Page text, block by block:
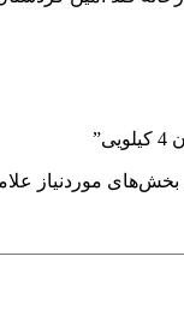
بخش‌های موردنیاز